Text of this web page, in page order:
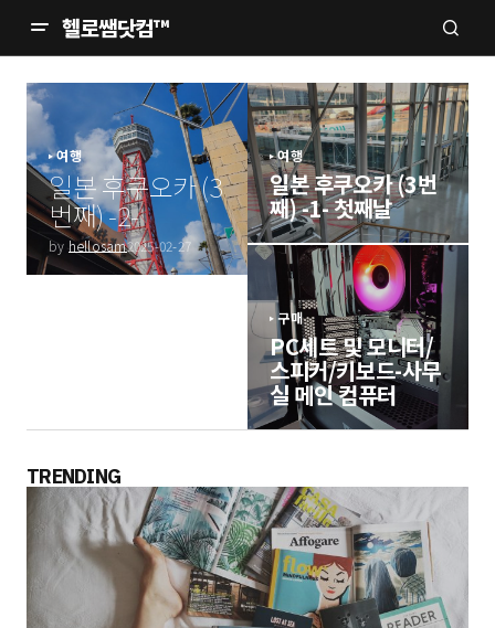
헬로쌤닷컴™
여행
일본 후쿠오카 (3
번째) -2-
by hellosam2025-02-27
여행
일본 후쿠오카 (3번
째) -1- 첫째날
구매
PC세트 및 모니터/
스피커/키보드-사무
실 메인 컴퓨터
TRENDING